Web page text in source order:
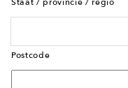
Postcode